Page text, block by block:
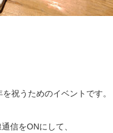
祝うためのイベントです。
信をONにして、